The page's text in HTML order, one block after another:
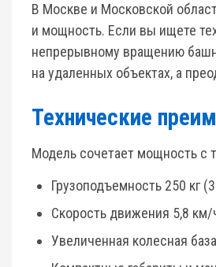
В Москве и Московской
и мощность. Если вы ищете
непрерывному вращению
на удаленных объектах, а
Технические
Модель сочетает мощность с
Грузоподъемность 250 кг
Скорость движения 5,8
Увеличенная колесная